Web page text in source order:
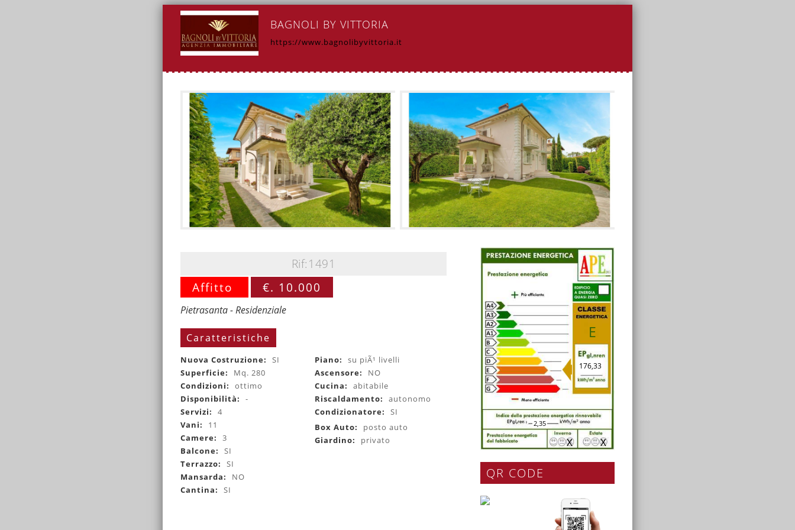
BAGNOLI BY VITTORIA
https://www.bagnolibyvittoria.it
Rif:1491
Affitto
€. 10.000
Pietrasanta - Residenziale
Caratteristiche
Nuova Costruzione:
SI
Superficie:
Mq. 280
Condizioni:
ottimo
Disponibilità:
-
Servizi:
4
Vani:
11
Camere:
3
Balcone:
SI
Terrazzo:
SI
Mansarda:
NO
Cantina:
SI
Piano:
su piÃ¹ livelli
Ascensore:
NO
Cucina:
abitabile
Riscaldamento:
autonomo
Condizionatore:
SI
Box Auto:
posto auto
Giardino:
privato
E
176,33
2,35
X
X
QR CODE